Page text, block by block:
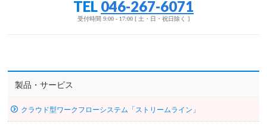
TEL 046-267-6071
受付時間 9:00 - 17:00 [ 土・日・祝日除く ]
製品・サービス
クラウド型ワークフローシステム「ストリームライン」